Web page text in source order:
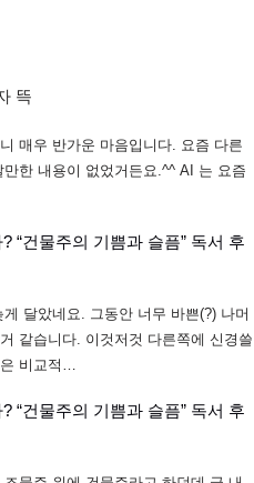
뜩
매우 반가운 마음입니다. 요즘 다른
한 내용이 없었거든요.^^ AI 는 요즘
“건물주의 기쁨과 슬픔” 독서 후
달았네요. 그동안 너무 바쁜(?) 나머
같습니다. 이것저것 다른쪽에 신경쓸
비교적…
“건물주의 기쁨과 슬픔” 독서 후